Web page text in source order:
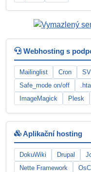
Webhosting s
Mailinglist Cron
Safe_mode on/off
ImageMagick
Plesk
Aplikační hosting
DokuWiki Drupal
Nette Framework